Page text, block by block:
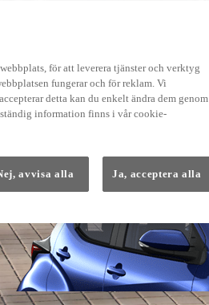
Från 569 900 kr
Från 3 958 kr/mån
HYBRID
för att leverera tjänster och verktyg
fungerar och för reklam. Vi
detta kan du enkelt ändra dem genom
information finns i vår cookie-
avvisa alla Ja, acceptera alla